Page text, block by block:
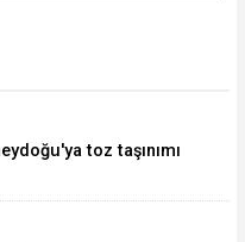
toz taşınımı